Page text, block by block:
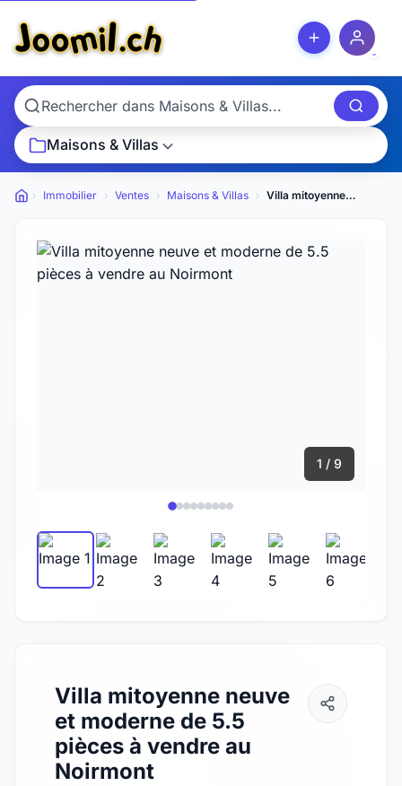
Maisons & Villas
Petites annonces
Immobilier Ventes Maisons & Villas Villa mitoyenne neuve et moderne de 5.5 pièces à vendre au Noirmont
1 / 9
Villa mitoyenne neuve
et moderne de 5.5
pièces à vendre au
Noirmont